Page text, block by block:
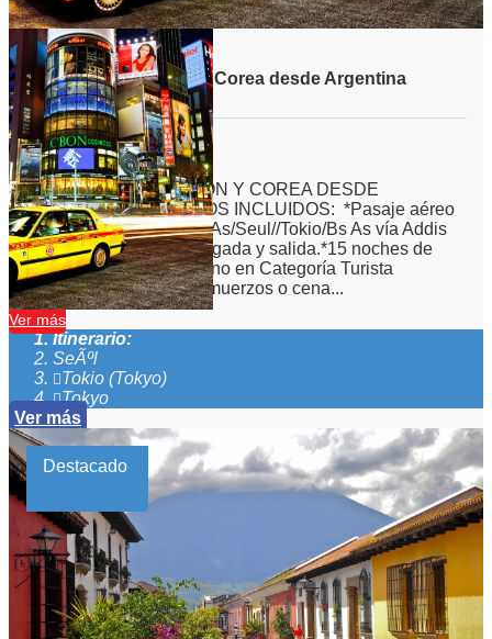
Viaje grupal a Japon y Corea desde Argentina
Duración:
19Días15Noches
VIAJE GRUPAL A JAPON Y COREA DESDE
ARGENTINA SERVICIOS INCLUIDOS: *Pasaje aéreo
en clase económica Bs As/Seul//Tokio/Bs As vía Addis
Abeba.*Traslados de llegada y salida.*15 noches de
alojamiento con desayuno en Categoría Turista
Superior/Primera.*11 almuerzos o cena...
Ver más
Itinerario:
SeÃºl
Tokio (Tokyo)
Tokyo
Ver más
Destacado